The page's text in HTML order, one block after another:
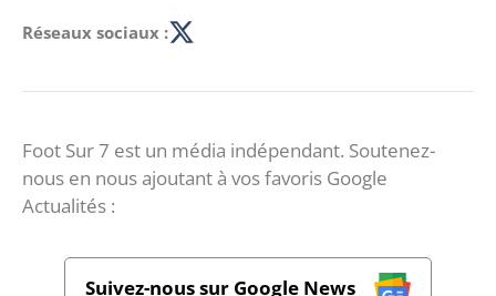
Réseaux sociaux :
Foot Sur 7 est un média indépendant. Soutenez-
nous en nous ajoutant à vos favoris Google
Actualités :
Suivez-nous sur Google News